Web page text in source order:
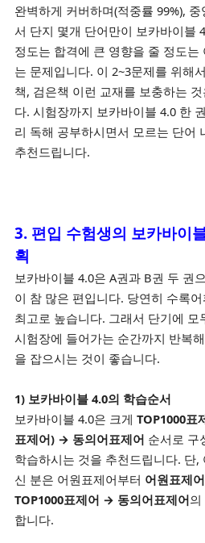
완벽하게 커버하며(적중률 99%),
서 단지 몇개 단어만이 보카바이블
정도는 합격에 큰 영향을 줄 정도는
는 문제입니다. 이 2~3문제를 위해
책, 검은책 이런 교재를 보충하는
다. 시험장까지 보카바이블 4.0 한
리 독해 공부하시면서 모르는 단어
추천드립니다.
3. 편입 수험생의 보카바이
획
보카바이블 4.0은 A권과 B권 두 권
이 참 많은 편입니다. 당연히 수록
최고로 높습니다. 그래서 단기에
시험장에 들어가는 순간까지 반복
을 잡으시는 것이 좋습니다.
1) 보카바이블 4.0의 학습순서
보카바이블 4.0은 크게 TOP1000표
표제어) → 동의어표제어 순서로 구
학습하시는 것을 추천드립니다. 단
신 분은 어원표제어부터 어원표제
TOP1000표제어 → 동의어표제어
합니다.